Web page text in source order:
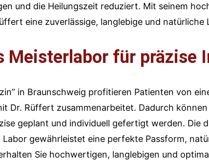
und die Heilungszeit reduziert. Mit seinem
eine zuverlässige, langlebige und natürliche
Meisterlabor für präzise
in Braunschweig profitieren Patienten von
Dr. Rüffert zusammenarbeitet. Dadurch
geplant und individuell gefertigt werden. Die
gewährleistet eine perfekte Passform,
Sie hochwertigen, langlebigen und